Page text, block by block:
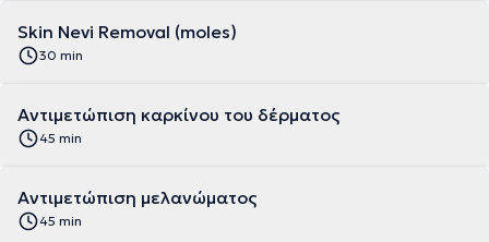
Skin Nevi Removal (moles)
30 min
Αντιμετώπιση καρκίνου του δέρματος
45 min
Αντιμετώπιση μελανώματος
45 min